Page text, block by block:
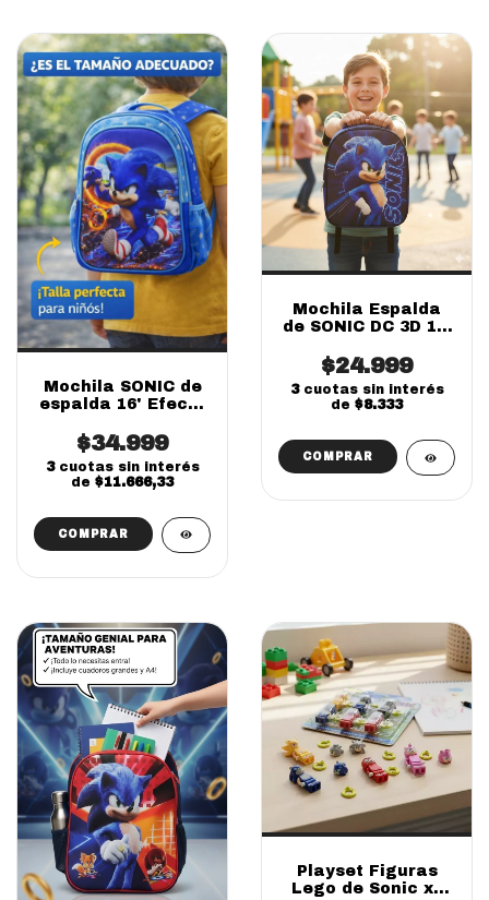
Mochila SONIC de
espalda 16' Efecto
$34.999
3 cuotas sin interés
de $11.666,33
Mochila Espalda
de SONIC DC 3D 12'
$24.999
3 cuotas sin interés
de $8.333
Playset Figuras
Lego de Sonic x6